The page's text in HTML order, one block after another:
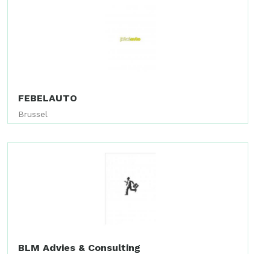
FEBELAUTO
Brussel
BLM Advies & Consulting